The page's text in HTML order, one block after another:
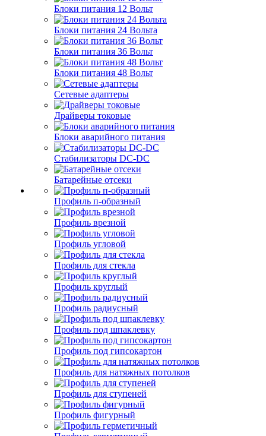
Блоки питания 12 Вольт
Блоки питания 24 Вольта
Блоки питания 36 Вольт
Блоки питания 48 Вольт
Сетевые адаптеры
Драйверы токовые
Блоки аварийного питания
Стабилизаторы DC-DC
Батарейные отсеки
Профиль п-образный
Профиль врезной
Профиль угловой
Профиль для стекла
Профиль круглый
Профиль радиусный
Профиль под шпаклевку
Профиль под гипсокартон
Профиль для натяжных потолков
Профиль для ступеней
Профиль фигурный